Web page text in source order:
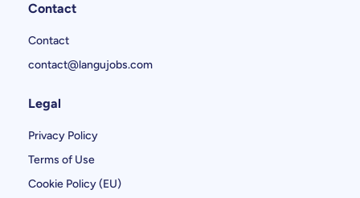
Contact
Contact
contact@langujobs.com
Legal
Privacy Policy
Terms of Use
Cookie Policy (EU)